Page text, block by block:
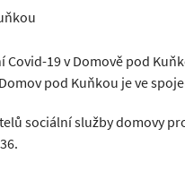
19 v Domově pod
pod Kuňkou je ve
sociální služby domovy